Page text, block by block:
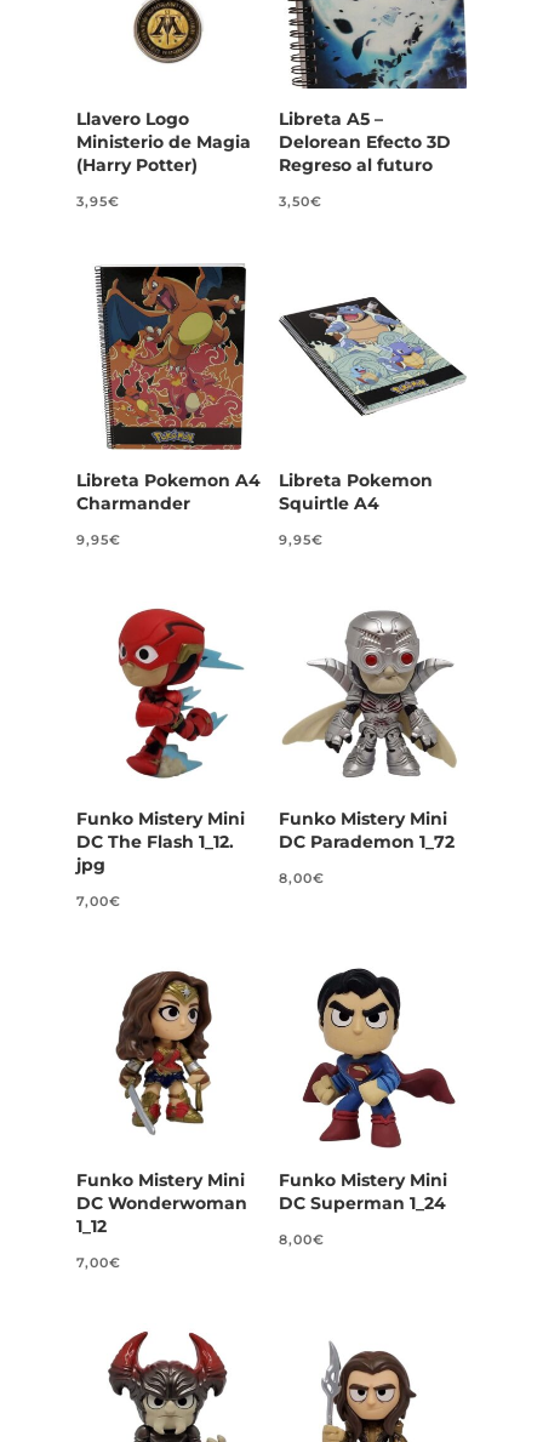
Llavero Logo
Ministerio de Magia
(Harry Potter)
3,95€
Libreta A5 –
Delorean Efecto 3D
Regreso al futuro
3,50€
Libreta Pokemon A4
Charmander
9,95€
Libreta Pokemon
Squirtle A4
9,95€
Funko Mistery Mini
DC The Flash 1_12.
jpg
7,00€
Funko Mistery Mini
DC Parademon 1_72
8,00€
Funko Mistery Mini
DC Wonderwoman
1_12
7,00€
Funko Mistery Mini
DC Superman 1_24
8,00€